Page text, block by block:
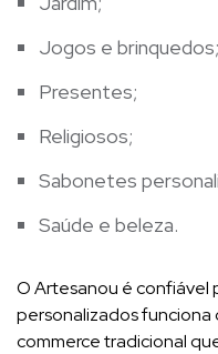
Jogos e brinquedos;
Presentes;
Religiosos;
Sabonetes
Saúde e beleza.
O Artesanou é confiável
personalizados
commerce tradicional